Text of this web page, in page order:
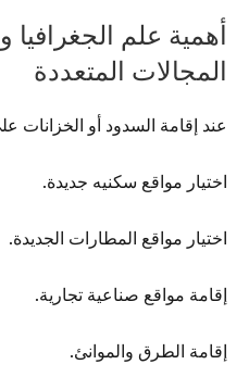
أهمية علم الجغرافيا
المجالات المتعددة
عند إقامة السدود أو الخزانات على
اختيار مواقع سكنيه جديدة.
اختيار مواقع المطارات الجديدة.
إقامة مواقع صناعية تجارية.
إقامة الطرق والموانئ.